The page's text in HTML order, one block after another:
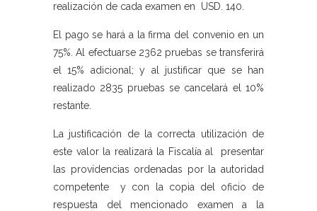
realización de cada examen en USD. 140.
El pago se hará a la firma del convenio en un
75%. Al efectuarse 2362 pruebas se transferirá
el 15% adicional; y al justificar que se han
realizado 2835 pruebas se cancelará el 10%
restante.
La justificación de la correcta utilización de
este valor la realizará la Fiscalía al presentar
las providencias ordenadas por la autoridad
competente y con la copia del oficio de
respuesta del mencionado examen a la